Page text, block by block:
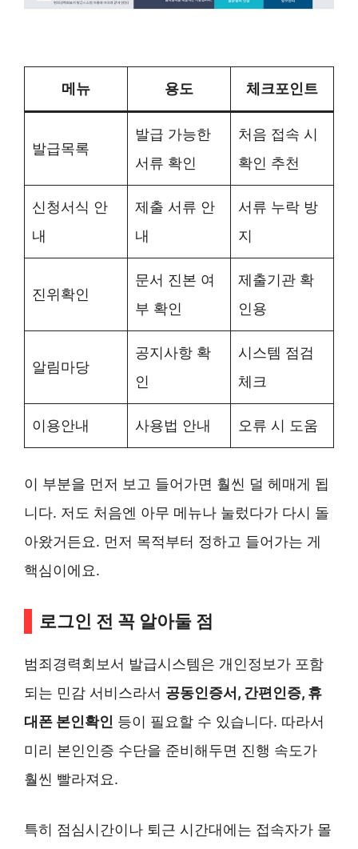
메뉴 용도 체크포인트
발급목록
발급 가능한
서류 확인
처음 접속 시
확인 추천
신청서식 안
내
제출 서류 안
내
서류 누락 방
지
진위확인
문서 진본 여
부 확인
제출기관 확
인용
알림마당
공지사항 확
인
시스템 점검
체크
이용안내 사용법 안내 오류 시 도움
이 부분을 먼저 보고 들어가면 훨씬 덜 헤매게 됩
니다. 저도 처음엔 아무 메뉴나 눌렀다가 다시 돌
아왔거든요. 먼저 목적부터 정하고 들어가는 게
핵심이에요.
로그인 전 꼭 알아둘 점
범죄경력회보서 발급시스템은 개인정보가 포함
되는 민감 서비스라서 공동인증서, 간편인증, 휴
대폰 본인확인 등이 필요할 수 있습니다. 따라서
미리 본인인증 수단을 준비해두면 진행 속도가
훨씬 빨라져요.
특히 점심시간이나 퇴근 시간대에는 접속자가 몰